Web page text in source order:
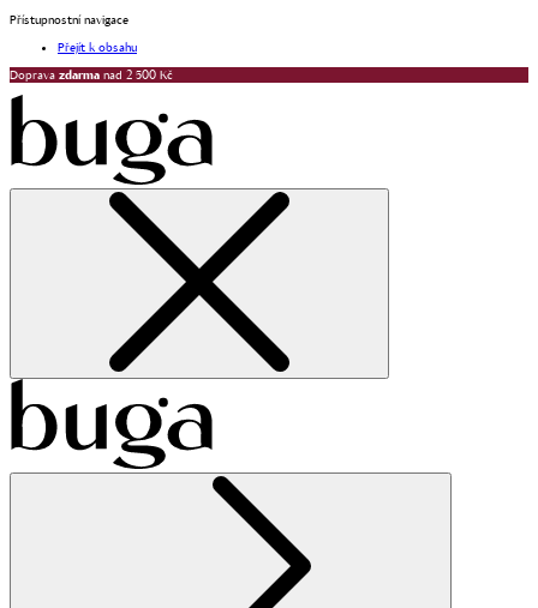
Přístupnostní navigace
Přejít k obsahu
Doprava zdarma nad 2 500 Kč